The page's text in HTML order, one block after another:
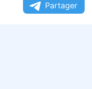
Partager